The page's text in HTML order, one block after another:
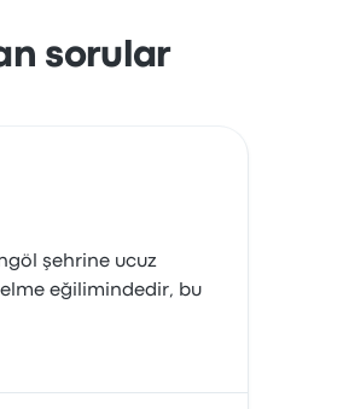
sorular
şehrine ucuz
eğilimindedir, bu